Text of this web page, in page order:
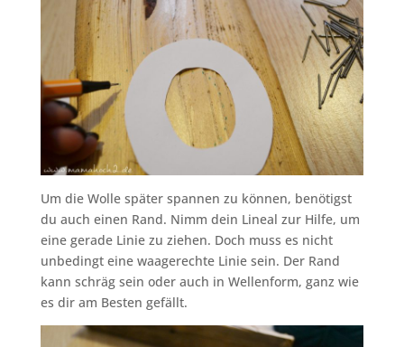
Um die Wolle später spannen zu können, benötigst
du auch einen Rand. Nimm dein Lineal zur Hilfe, um
eine gerade Linie zu ziehen. Doch muss es nicht
unbedingt eine waagerechte Linie sein. Der Rand
kann schräg sein oder auch in Wellenform, ganz wie
es dir am Besten gefällt.